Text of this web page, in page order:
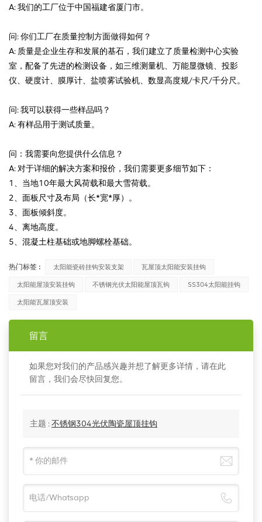
A: 我们的工厂位于中国福建省厦门市。
问: 你们工厂在质量控制方面做得如何？
A: 质量是企业生存和发展的基石，我们建立了质量检测中心实验
室，配备了先进的检测设备，如三维测量机、万能显微镜、投影
仪、硬度计、膜厚计、盐喷雾试验机、数显高度规/卡尺/千分尺。
问: 我可以获得一些样品吗？
A: 有样品用于测试质量。
问：我需要向您提供什么信息？
A: 对于详细的解决方案和报价，我们需要更多细节如下：
1、当地10年最大风荷载和最大雪荷载。
2、面板尺寸及布局（长*宽*厚）。
3、面板倾斜度。
4、离地高度。
5、混凝土柱基础或地脚螺栓基础。
热门标签 : 太阳能瓷砖挂钩安装支架 瓦屋顶太阳能安装挂钩
太阳能屋顶安装挂钩 不锈钢光伏太阳能屋顶瓦钩 SS304太阳能挂钩
太阳能瓦屋顶安装
留言
如果您对我们的产品感兴趣并想了解更多详情，请在此
留言，我们会尽快回复您。
主题 :不锈钢304光伏陶瓷屋顶挂钩